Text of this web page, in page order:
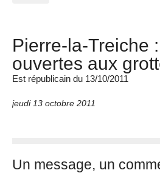
Pierre-la-Treiche
ouvertes aux
Est républicain du 13/10/2011
jeudi 13 octobre 2011
Un message, un